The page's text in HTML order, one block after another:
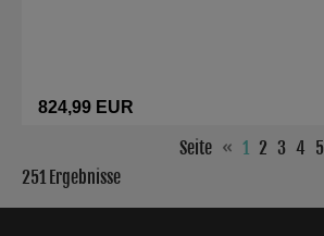
824,99 EUR
Seite « 1 2 3 4 5
251 Ergebnisse